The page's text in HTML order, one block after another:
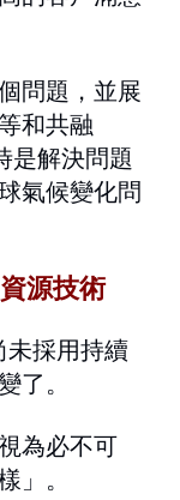
問題，並展
和共融
是解決問題
氣候變化問
源技術
未採用持續
了。
為必不可
」。